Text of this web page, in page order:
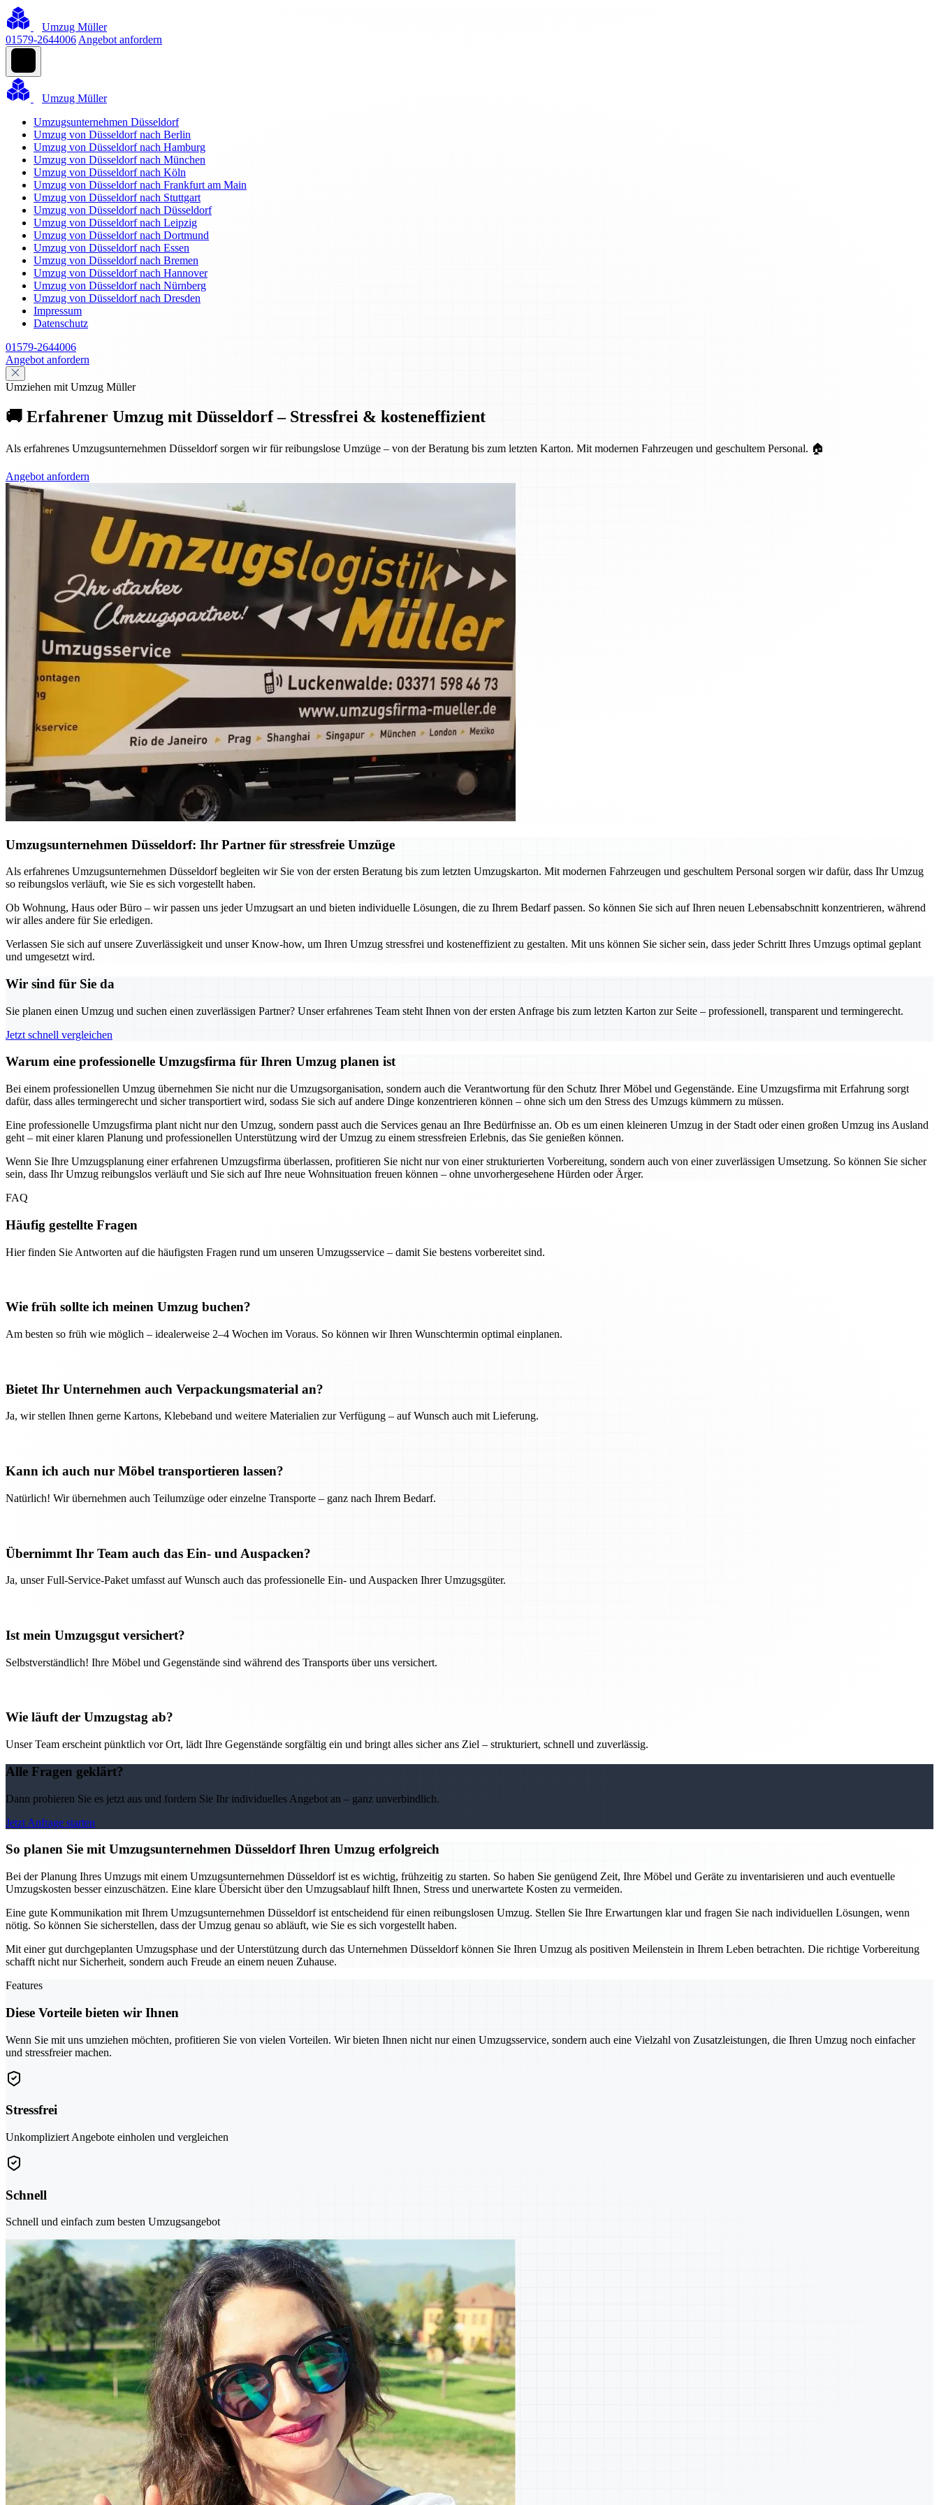
Umzug Müller
01579-2644006 Angebot anfordern
Umzug Müller
Umzugsunternehmen Düsseldorf
Umzug von Düsseldorf nach Berlin
Umzug von Düsseldorf nach Hamburg
Umzug von Düsseldorf nach München
Umzug von Düsseldorf nach Köln
Umzug von Düsseldorf nach Frankfurt am Main
Umzug von Düsseldorf nach Stuttgart
Umzug von Düsseldorf nach Düsseldorf
Umzug von Düsseldorf nach Leipzig
Umzug von Düsseldorf nach Dortmund
Umzug von Düsseldorf nach Essen
Umzug von Düsseldorf nach Bremen
Umzug von Düsseldorf nach Hannover
Umzug von Düsseldorf nach Nürnberg
Umzug von Düsseldorf nach Dresden
Impressum
Datenschutz
01579-2644006
Angebot anfordern
Umziehen mit Umzug Müller
🚚 Erfahrener Umzug mit Düsseldorf – Stressfrei & kosteneffizient
Als erfahrenes Umzugsunternehmen Düsseldorf sorgen wir für reibungslose Umzüge – von der Beratung bis zum letzten Karton. Mit modernen Fahrzeugen und geschultem Personal. 🏠
Angebot anfordern
Umzugsunternehmen Düsseldorf: Ihr Partner für stressfreie Umzüge
Als erfahrenes Umzugsunternehmen Düsseldorf begleiten wir Sie von der ersten Beratung bis zum letzten Umzugskarton. Mit modernen Fahrzeugen und geschultem Personal sorgen wir dafür, dass Ihr Umzug
so reibungslos verläuft, wie Sie es sich vorgestellt haben.
Ob Wohnung, Haus oder Büro – wir passen uns jeder Umzugsart an und bieten individuelle Lösungen, die zu Ihrem Bedarf passen. So können Sie sich auf Ihren neuen Lebensabschnitt konzentrieren, während
wir alles andere für Sie erledigen.
Verlassen Sie sich auf unsere Zuverlässigkeit und unser Know-how, um Ihren Umzug stressfrei und kosteneffizient zu gestalten. Mit uns können Sie sicher sein, dass jeder Schritt Ihres Umzugs optimal geplant
und umgesetzt wird.
Wir sind für Sie da
Sie planen einen Umzug und suchen einen zuverlässigen Partner? Unser erfahrenes Team steht Ihnen von der ersten Anfrage bis zum letzten Karton zur Seite – professionell, transparent und termingerecht.
Jetzt schnell vergleichen
Warum eine professionelle Umzugsfirma für Ihren Umzug planen ist
Bei einem professionellen Umzug übernehmen Sie nicht nur die Umzugsorganisation, sondern auch die Verantwortung für den Schutz Ihrer Möbel und Gegenstände. Eine Umzugsfirma mit Erfahrung sorgt
dafür, dass alles termingerecht und sicher transportiert wird, sodass Sie sich auf andere Dinge konzentrieren können – ohne sich um den Stress des Umzugs kümmern zu müssen.
Eine professionelle Umzugsfirma plant nicht nur den Umzug, sondern passt auch die Services genau an Ihre Bedürfnisse an. Ob es um einen kleineren Umzug in der Stadt oder einen großen Umzug ins Ausland
geht – mit einer klaren Planung und professionellen Unterstützung wird der Umzug zu einem stressfreien Erlebnis, das Sie genießen können.
Wenn Sie Ihre Umzugsplanung einer erfahrenen Umzugsfirma überlassen, profitieren Sie nicht nur von einer strukturierten Vorbereitung, sondern auch von einer zuverlässigen Umsetzung. So können Sie sicher
sein, dass Ihr Umzug reibungslos verläuft und Sie sich auf Ihre neue Wohnsituation freuen können – ohne unvorhergesehene Hürden oder Ärger.
FAQ
Häufig gestellte Fragen
Hier finden Sie Antworten auf die häufigsten Fragen rund um unseren Umzugsservice – damit Sie bestens vorbereitet sind.
Wie früh sollte ich meinen Umzug buchen?
Am besten so früh wie möglich – idealerweise 2–4 Wochen im Voraus. So können wir Ihren Wunschtermin optimal einplanen.
Bietet Ihr Unternehmen auch Verpackungsmaterial an?
Ja, wir stellen Ihnen gerne Kartons, Klebeband und weitere Materialien zur Verfügung – auf Wunsch auch mit Lieferung.
Kann ich auch nur Möbel transportieren lassen?
Natürlich! Wir übernehmen auch Teilumzüge oder einzelne Transporte – ganz nach Ihrem Bedarf.
Übernimmt Ihr Team auch das Ein- und Auspacken?
Ja, unser Full-Service-Paket umfasst auf Wunsch auch das professionelle Ein- und Auspacken Ihrer Umzugsgüter.
Ist mein Umzugsgut versichert?
Selbstverständlich! Ihre Möbel und Gegenstände sind während des Transports über uns versichert.
Wie läuft der Umzugstag ab?
Unser Team erscheint pünktlich vor Ort, lädt Ihre Gegenstände sorgfältig ein und bringt alles sicher ans Ziel – strukturiert, schnell und zuverlässig.
Alle Fragen geklärt?
Dann probieren Sie es jetzt aus und fordern Sie Ihr individuelles Angebot an – ganz unverbindlich.
Jetzt Anfrage starten
So planen Sie mit Umzugsunternehmen Düsseldorf Ihren Umzug erfolgreich
Bei der Planung Ihres Umzugs mit einem Umzugsunternehmen Düsseldorf ist es wichtig, frühzeitig zu starten. So haben Sie genügend Zeit, Ihre Möbel und Geräte zu inventarisieren und auch eventuelle
Umzugskosten besser einzuschätzen. Eine klare Übersicht über den Umzugsablauf hilft Ihnen, Stress und unerwartete Kosten zu vermeiden.
Eine gute Kommunikation mit Ihrem Umzugsunternehmen Düsseldorf ist entscheidend für einen reibungslosen Umzug. Stellen Sie Ihre Erwartungen klar und fragen Sie nach individuellen Lösungen, wenn
nötig. So können Sie sicherstellen, dass der Umzug genau so abläuft, wie Sie es sich vorgestellt haben.
Mit einer gut durchgeplanten Umzugsphase und der Unterstützung durch das Unternehmen Düsseldorf können Sie Ihren Umzug als positiven Meilenstein in Ihrem Leben betrachten. Die richtige Vorbereitung
schafft nicht nur Sicherheit, sondern auch Freude an einem neuen Zuhause.
Features
Diese Vorteile bieten wir Ihnen
Wenn Sie mit uns umziehen möchten, profitieren Sie von vielen Vorteilen. Wir bieten Ihnen nicht nur einen Umzugsservice, sondern auch eine Vielzahl von Zusatzleistungen, die Ihren Umzug noch einfacher
und stressfreier machen.
Stressfrei
Unkompliziert Angebote einholen und vergleichen
Schnell
Schnell und einfach zum besten Umzugsangebot